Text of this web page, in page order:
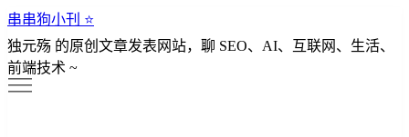
串串狗小刊 ⭐️
独元殇 的原创文章发表网站，聊 SEO、AI、互联网、生活、
前端技术 ~